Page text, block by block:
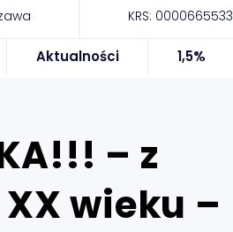
KRS: 0000665533
Aktualności 1,5%
– z
wieku –